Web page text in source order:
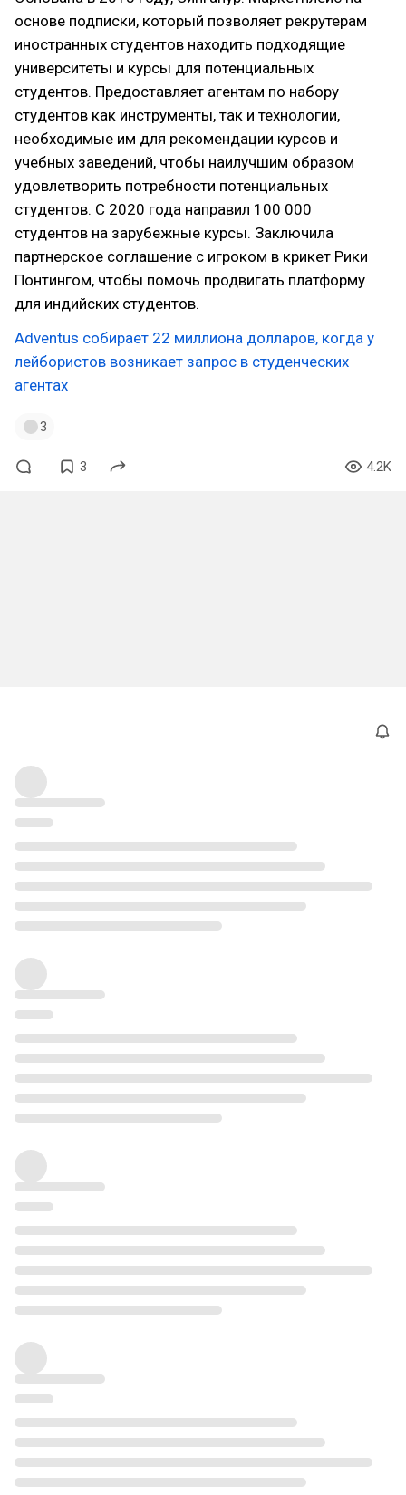
основе подписки, который позволяет рекрутерам
иностранных студентов находить подходящие
университеты и курсы для потенциальных
студентов. Предоставляет агентам по набору
студентов как инструменты, так и технологии,
необходимые им для рекомендации курсов и
учебных заведений, чтобы наилучшим образом
удовлетворить потребности потенциальных
студентов. С 2020 года направил 100 000
студентов на зарубежные курсы. Заключила
партнерское соглашение с игроком в крикет Рики
Понтингом, чтобы помочь продвигать платформу
для индийских студентов.
Adventus собирает 22 миллиона долларов, когда у
лейбористов возникает запрос в студенческих
агентах
3
3 4.2K